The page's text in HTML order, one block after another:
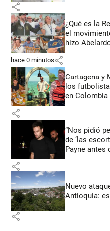
share
¿Qué es la
el
hizo
hace 0 minutos share
Cartagena y
los
en Colombia
share
“Nos pidió
de ‘las
Payne antes
share
Nuevo
Antioquia:
share